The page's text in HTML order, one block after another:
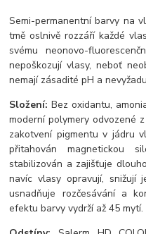
Semi-permanentní barvy na
tmě oslnivě rozzáří každé
svému neonovo-
nepoškozují vlasy, neboť
nemají zásadité pH a
Složení: Bez oxidantu,
moderní polymery odvozené
zakotvení pigmentu v jádru
přitahován magnetickou
stabilizován a zajišťuje
navíc vlasy opravují, snižují
usnadňuje rozčesávání a
efektu barvy vydrží až 45 mytí.